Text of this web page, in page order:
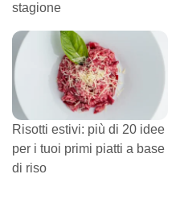
stagione
Risotti estivi: più di 20 idee
per i tuoi primi piatti a base
di riso